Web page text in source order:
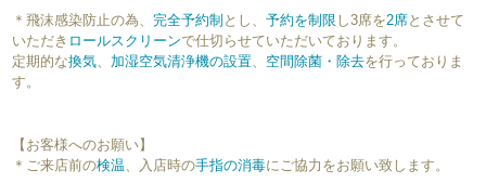
＊飛沫感染防止の為、完全予約制 とし、予約を制限 し3席を2席とさせて
いただき ロールスクリーンで仕切らせていただいております。
定期的な換気、 加湿空気清浄機の設置、 空間除菌・除去を行っておりま
す。
【お客様へのお願い】
＊ご来店前の検温、入店時の手指の消毒にご協力をお願い致します。